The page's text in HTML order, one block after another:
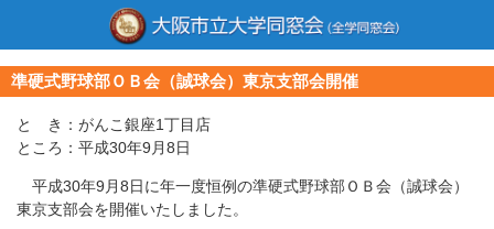
準硬式野球部ＯＢ会（誠球会）東京支部会開催
と き：がんこ銀座1丁目店
ところ：平成30年9月8日
平成30年9月8日に年一度恒例の準硬式野球部ＯＢ会（誠球会）
東京支部会を開催いたしました。